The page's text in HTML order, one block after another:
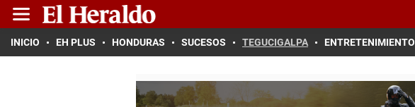
INICIO EH PLUS HONDURAS SUCESOS TEGUCIGALPA ENTRETENIMIENTO